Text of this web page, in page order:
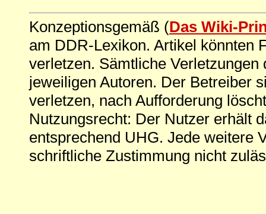
Konzeptionsgemäß (Das Wiki-
am DDR-Lexikon. Artikel könnten
verletzen. Sämtliche
jeweiligen Autoren. Der Betreiber
verletzen, nach Aufforderung
Nutzungsrecht: Der Nutzer erhält
entsprechend UHG. Jede weitere
schriftliche Zustimmung nicht